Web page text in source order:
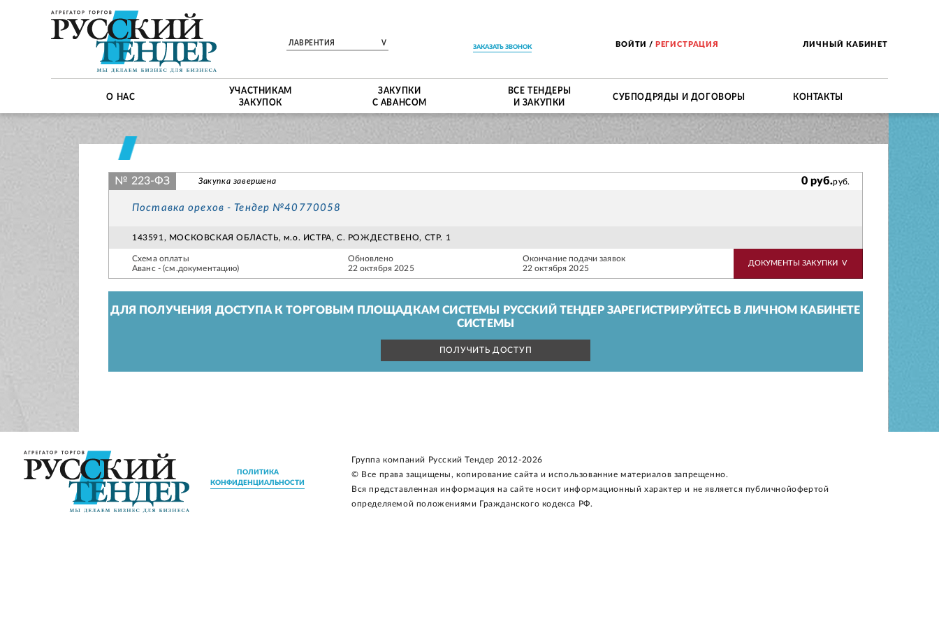
ЛАВРЕНТИЯ V ЗАКАЗАТЬ ЗВОНОК ВОЙТИ / РЕГИСТРАЦИЯ ЛИЧНЫЙ КАБИНЕТ
О НАС
УЧАСТНИКАМ
ЗАКУПОК
ЗАКУПКИ
С АВАНСОМ
ВСЕ ТЕНДЕРЫ
И ЗАКУПКИ
СУБПОДРЯДЫ И ДОГОВОРЫ КОНТАКТЫ
№ 223-ФЗ Закупка завершена 0 руб.руб.
Поставка орехов - Тендер №40770058
143591, МОСКОВСКАЯ ОБЛАСТЬ, м.о. ИСТРА, С. РОЖДЕСТВЕНО, СТР. 1
Схема оплаты
Аванс - (см.документацию)
Обновлено
22 октября 2025
Окончание подачи заявок
22 октября 2025
ДОКУМЕНТЫ ЗАКУПКИ V
ДЛЯ ПОЛУЧЕНИЯ ДОСТУПА К ТОРГОВЫМ ПЛОЩАДКАМ СИСТЕМЫ РУССКИЙ ТЕНДЕР ЗАРЕГИСТРИРУЙТЕСЬ В ЛИЧНОМ КАБИНЕТЕ
СИСТЕМЫ
ПОЛУЧИТЬ ДОСТУП
ПОЛИТИКА
КОНФИДЕНЦИАЛЬНОСТИ
Группа компаний Русский Тендер 2012-2026
© Все права защищены, копирование сайта и использованние материалов запрещенно.
Вся представленная информация на сайте носит информационный характер и не является публичнойофертой
определяемой положениями Гражданского кодекса РФ.